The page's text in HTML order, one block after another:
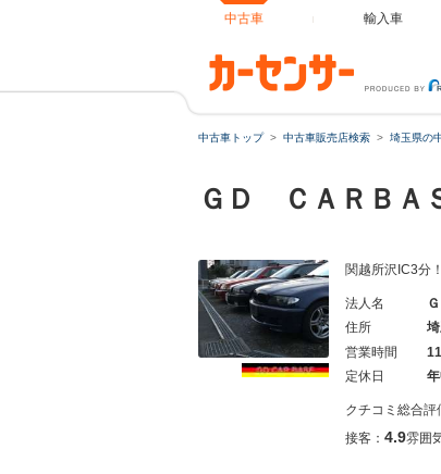
中古車 輸入車
中古車トップ 中古車販売店検索 埼玉県の
ＧＤ ＣＡＲＢＡ
関越所沢IC3分
法人名
住所
営業時間
定休日
クチコミ総合評
接客： 4.9雰囲